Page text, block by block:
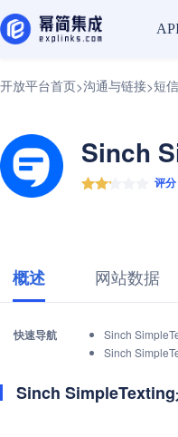
开放平台首页>沟通与链接>短信
Sinch
评
概述 网站数据
快速导航 Sinch
Sinch
Sinch SimpleTexting